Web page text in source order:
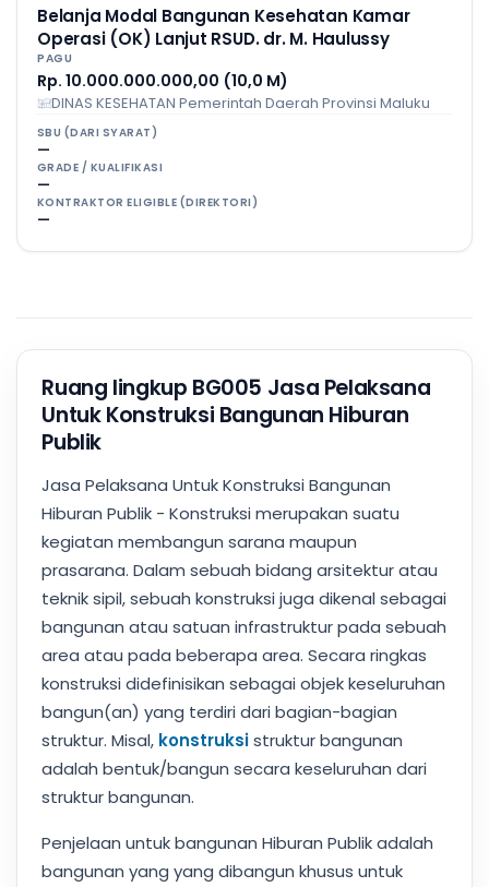
Belanja Modal Bangunan Kesehatan Kamar
Operasi (OK) Lanjut RSUD. dr. M. Haulussy
PAGU
Rp. 10.000.000.000,00 (10,0 M)
DINAS KESEHATAN Pemerintah Daerah Provinsi Maluku
SBU (DARI SYARAT)
—
GRADE / KUALIFIKASI
—
KONTRAKTOR ELIGIBLE (DIREKTORI)
—
Ruang lingkup BG005 Jasa Pelaksana
Untuk Konstruksi Bangunan Hiburan
Publik
Jasa Pelaksana Untuk Konstruksi Bangunan
Hiburan Publik - Konstruksi merupakan suatu
kegiatan membangun sarana maupun
prasarana. Dalam sebuah bidang arsitektur atau
teknik sipil, sebuah konstruksi juga dikenal sebagai
bangunan atau satuan infrastruktur pada sebuah
area atau pada beberapa area. Secara ringkas
konstruksi didefinisikan sebagai objek keseluruhan
bangun(an) yang terdiri dari bagian-bagian
struktur. Misal, konstruksistruktur bangunan
adalah bentuk/bangun secara keseluruhan dari
struktur bangunan.
Penjelaan untuk bangunan Hiburan Publik adalah
bangunan yang yang dibangun khusus untuk